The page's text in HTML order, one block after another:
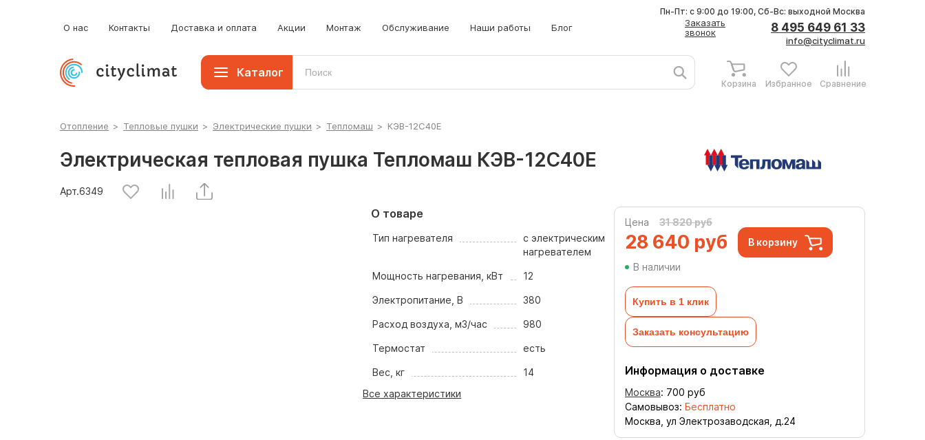
О нас Контакты Доставка и оплата Акции Монтаж Обслуживание Наши работы Блог
Заказать
звонок
8 495 649 61 33
info@cityclimat.ru
Пн-Пт: с 9:00 до 19:00, Сб-Вс: выходной Москва
Каталог
Корзина Избранное Сравнение
Отопление > Тепловые пушки > Электрические пушки > Тепломаш > КЭВ-12С40Е
Электрическая тепловая пушка Тепломаш КЭВ-12С40Е
Арт.6349
О товаре
Тип нагревателя
с электрическим
нагревателем
Мощность нагревания, кВт 12
Электропитание, В 380
Расход воздуха, м3/час 980
Термостат есть
Вес, кг
14
Все характеристики
Цена 31 820 руб
28 640 руб В корзину
В наличии
Купить в 1 клик
Заказать консультацию
Информация о доставке
Москва: 700 руб
Самовывоз: Бесплатно
Москва, ул Электрозаводская, д.24